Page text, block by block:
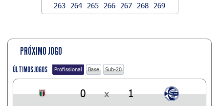
263
264 265 266 267 268 269
PRÓXIMO JOGO
ÚLTIMOS JOGOS Profissional Base Sub-20
0 x 1